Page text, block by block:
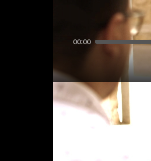
00:00